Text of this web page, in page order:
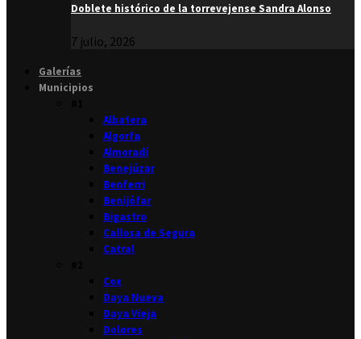
Doblete histórico de la torrevejense Sandra Alonso
7 julio, 2026
Galerías
Municipios
Albatera
Algorfa
Almoradí
Benejúzar
Benferri
Benijófar
Bigastro
Callosa de Segura
Catral
Cox
Daya Nueva
Daya Vieja
Dolores